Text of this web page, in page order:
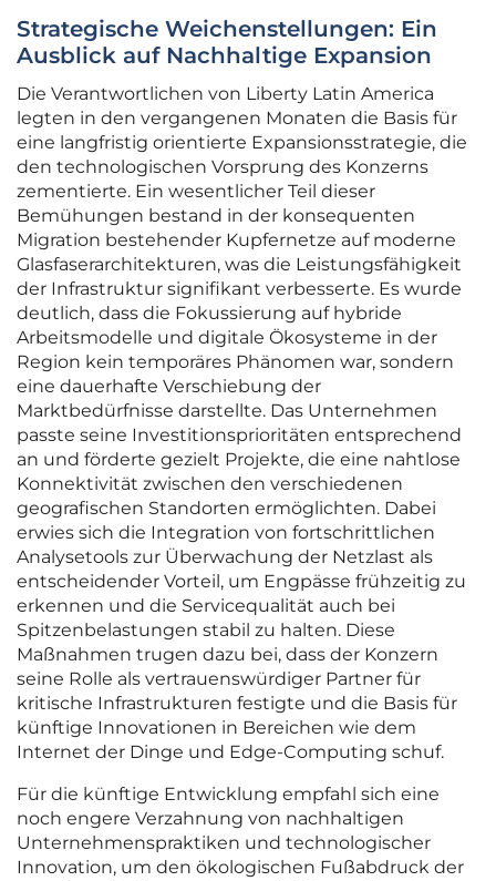
Strategische Weichenstellungen: Ein
Ausblick auf Nachhaltige Expansion
Die Verantwortlichen von Liberty Latin America
legten in den vergangenen Monaten die Basis für
eine langfristig orientierte Expansionsstrategie, die
den technologischen Vorsprung des Konzerns
zementierte. Ein wesentlicher Teil dieser
Bemühungen bestand in der konsequenten
Migration bestehender Kupfernetze auf moderne
Glasfaserarchitekturen, was die Leistungsfähigkeit
der Infrastruktur signifikant verbesserte. Es wurde
deutlich, dass die Fokussierung auf hybride
Arbeitsmodelle und digitale Ökosysteme in der
Region kein temporäres Phänomen war, sondern
eine dauerhafte Verschiebung der
Marktbedürfnisse darstellte. Das Unternehmen
passte seine Investitionsprioritäten entsprechend
an und förderte gezielt Projekte, die eine nahtlose
Konnektivität zwischen den verschiedenen
geografischen Standorten ermöglichten. Dabei
erwies sich die Integration von fortschrittlichen
Analysetools zur Überwachung der Netzlast als
entscheidender Vorteil, um Engpässe frühzeitig zu
erkennen und die Servicequalität auch bei
Spitzenbelastungen stabil zu halten. Diese
Maßnahmen trugen dazu bei, dass der Konzern
seine Rolle als vertrauenswürdiger Partner für
kritische Infrastrukturen festigte und die Basis für
künftige Innovationen in Bereichen wie dem
Internet der Dinge und Edge-Computing schuf.
Für die künftige Entwicklung empfahl sich eine
noch engere Verzahnung von nachhaltigen
Unternehmenspraktiken und technologischer
Innovation, um den ökologischen Fußabdruck der